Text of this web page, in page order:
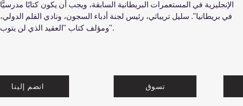
الإنجليزية في المستعمرات البريطانية السابقة، ويجب أن يكون كتابًا مدرسيًّا
في بريطانيا". سليل تريباثي، رئيس لجنة أدباء السجون، ونادي القلم الدولي،
ومؤلف كتاب "العقيد الذي لن يتوب".
انضم إلينا تسوق